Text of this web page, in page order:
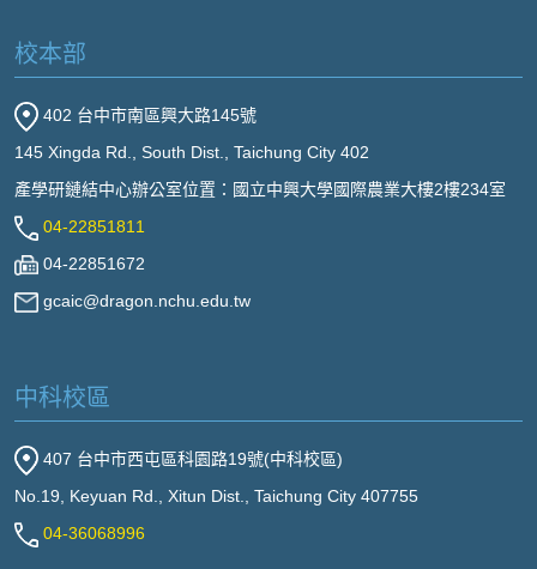
校本部
402 台中市南區興大路145號
145 Xingda Rd., South Dist., Taichung City 402
產學研鏈結中心辦公室位置：國立中興大學國際農業大樓2樓234室
04-22851811
04-22851672
gcaic@dragon.nchu.edu.tw
中科校區
407 台中市西屯區科園路19號(中科校區)
No.19, Keyuan Rd., Xitun Dist., Taichung City 407755
04-36068996